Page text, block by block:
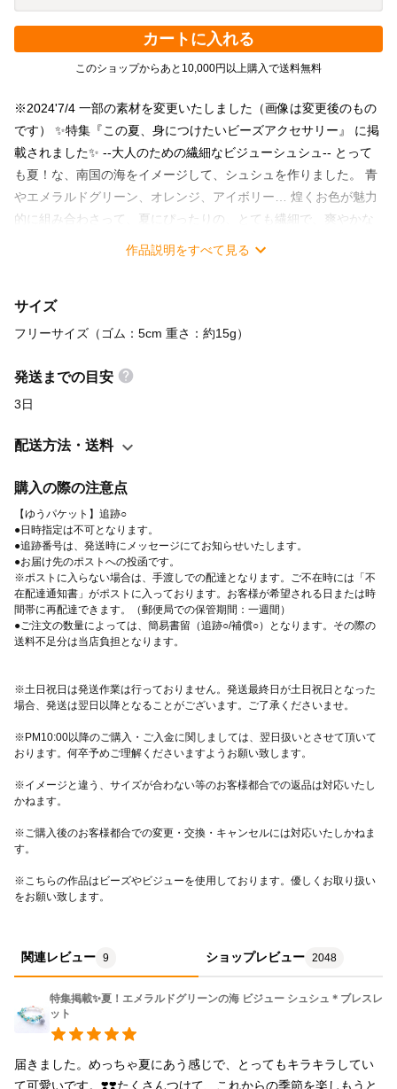
カートに入れる
このショップからあと10,000円以上購入で送料無料
※2024'7/4 一部の素材を変更いたしました（画像は変更後のもの
です） ✨特集『この夏、身につけたいビーズアクセサリー』 に掲
載されました✨ --大人のための繊細なビジューシュシュ-- とって
も夏！な、南国の海をイメージして、シュシュを作りました。 青
やエメラルドグリーン、オレンジ、アイボリー… 煌くお色が魅力
的に組み合わさって、夏にぴったりの、とても繊細で、爽やかな
雰囲気になっております。 【当店は日本製の細めリングゴムを使
便利です。 《素材》 ・エメラルドグリーンやオレンジ色のオーロ
ラに煌めくキューブ型のビーズ ・青色のボーダー柄のコットンボ
ットビーズのチャーム（→ダイヤモンドカットのスワロフスキー
に変更になります） ・青や黄緑色などの様々なビーズ ・大粒の深
た、コーラル色のパールビーズ ・ダイヤモンド風ビジュー ・大小
繊細に輝く白色の高級レース糸にふんだんに贅沢にあしらいまし
た。 ■ぐるっとすべてキラキラで、どの角度からもぬかりありま
せん。 ビーズは多面カットされているので、より輝きが増して、
とても綺麗にきらめきます。 ■まとめた髪にサッと着けるだけ！
ヘアアレンジが苦手な方でもシンプルなヘアスタイルに取り入れ
るだけで、オシャレにまとまります。 お手持ちのシンプルなヘア
ゴムで一度結んでいただいてから、シュシュを飾りとしてお楽し
みくださいませ♪ ■ヘアアクセサリーに、ブレスレットに。 このシ
に照らされてキラキラ煌く、夏にピッタリの涼やかなシュシュは
いかがでしょうか♪ ※2021'8/6 使用しております素材の一部が在
ンゴ礁をイメージしたコーラル色のパールビーズのサイズ等変更
ご指定いただけません。 □ご注文集中時には発送目安日＋1～3日
付け足しなど、デザインの変更・オーダーメイドはお受けいたし
不可となっております。 □ビーズは引っ張らないようお願いいた
します。 □ギフトラッピング（無料）の仕様はお選びいただけま
サービスは行っておりません。お客様ご自身でメッセージを書け
す。※直送希望の方はラッピングのみとなります。 □ご質問等ご
ざいましたら《ご注文の前》にメッセージにてご連絡ください。
☆検索ワード☆ プレゼント ギフト アクセサリー ヘアアクセ
サリー シュシュ ブレスレット ヘアゴム 髪飾り 髪留め
scrunchie scrunchy chouchou hair accessory bracelet ナ
作品説明をすべて見る
サイズ
フリーサイズ（ゴム：5cm 重さ：約15g）
発送までの目安
3日
配送方法・送料
購入の際の注意点
【ゆうパケット】追跡○
●日時指定は不可となります。
●追跡番号は、発送時にメッセージにてお知らせいたします。
●お届け先のポストへの投函です。
※ポストに入らない場合は、手渡しでの配達となります。ご不在時には「不
在配達通知書」がポストに入っております。お客様が希望される日または時
間帯に再配達できます。（郵便局での保管期間：一週間）
●ご注文の数量によっては、簡易書留（追跡○/補償○）となります。その際の
送料不足分は当店負担となります。
※土日祝日は発送作業は行っておりません。発送最終日が土日祝日となった
場合、発送は翌日以降となることがございます。ご了承くださいませ。
※PM10:00以降のご購入・ご入金に関しましては、翌日扱いとさせて頂いて
おります。何卒予めご理解くださいますようお願い致します。
※イメージと違う、サイズが合わない等のお客様都合での返品は対応いたし
かねます。
※ご購入後のお客様都合での変更・交換・キャンセルには対応いたしかねま
す。
※こちらの作品はビーズやビジューを使用しております。優しくお取り扱い
をお願い致します。
関連レビュー 9 ショップレビュー 2048
特集掲載✨夏！エメラルドグリーンの海 ビジュー シュシュ＊ブレスレ
ット
届きました。めっちゃ夏にあう感じで、とってもキラキラしてい
て可愛いです。❣️❣️たくさんつけて、これからの季節を楽しもうと